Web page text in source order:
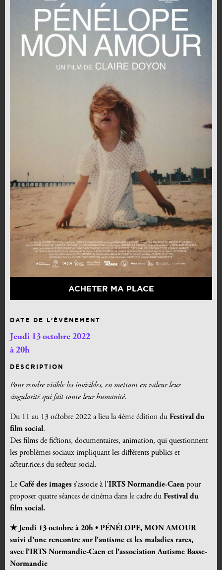
ACHETER MA PLACE
DATE DE L’ÉVÉNEMENT
Jeudi 13 octobre 2022
à 20h
DESCRIPTION
Pour rendre visible les invisibles, en mettant en valeur leur
singularité qui fait toute leur humanité.
Du 11 au 13 octobre 2022 a lieu la 4ème édition du Festival du
film social.
Des films de fictions, documentaires, animation, qui questionnent
les problèmes sociaux impliquant les différents publics et
acteur.rice.s du secteur social.
Le Café des images s’associe à l’IRTS Normandie-Caen pour
proposer quatre séances de cinéma dans le cadre du Festival du
film social.
★ Jeudi 13 octobre à20h • PÉNÉLOPE, MON AMOUR
suivi d’une rencontre sur l’autisme et les maladies rares,
avec l’IRTS Normandie-Caen et l’association Autisme Basse-
Normandie